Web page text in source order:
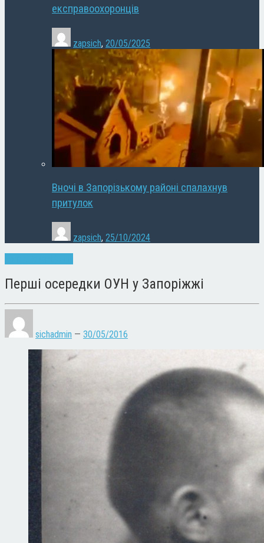
експравоохоронців
zapsich, 20/05/2025
Вночі в Запорізькому районі спалахнув
притулок
zapsich, 25/10/2024
Перші осередки ОУН у Запоріжжі
sichadmin — 30/05/2016